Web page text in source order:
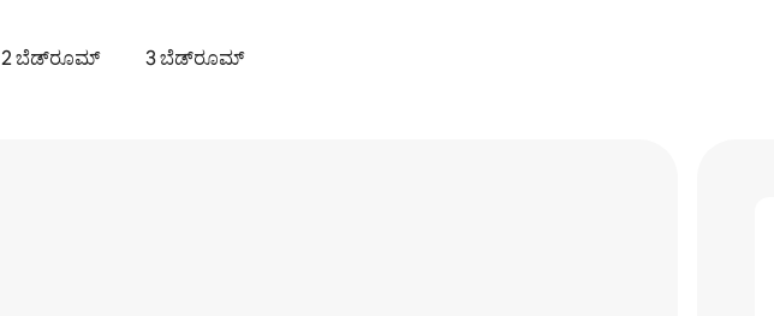
2 ಬೆಡ್‌ರೂಮ್ 3 ಬೆಡ್‌ರೂಮ್